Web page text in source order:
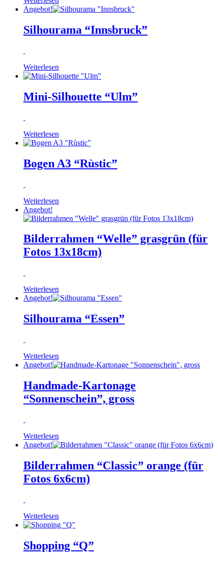
Angebot!
Silhourama “Innsbruck”
Weiterlesen
Mini-Silhouette “Ulm”
Weiterlesen
Bogen A3 “Rùstic”
Weiterlesen
Angebot!
Bilderrahmen “Welle” grasgrün (für
Fotos 13x18cm)
Weiterlesen
Angebot!
Silhourama “Essen”
Weiterlesen
Angebot!
Handmade-Kartonage
“Sonnenschein”, gross
Weiterlesen
Angebot!
Bilderrahmen “Classic” orange (für
Fotos 6x6cm)
Weiterlesen
Shopping “Q”